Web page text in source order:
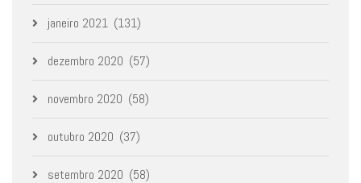
janeiro 2021 (131)
dezembro 2020 (57)
novembro 2020 (58)
outubro 2020 (37)
setembro 2020 (58)